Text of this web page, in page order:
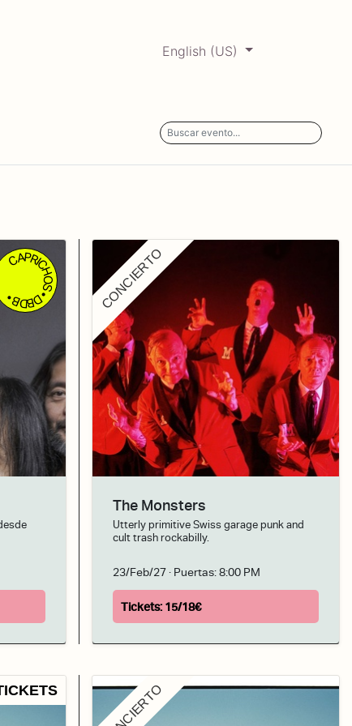
English (US)
CAPRICHOS • DBDB • CONCIERTO
The Monsters
Utterly primitive Swiss garage punk and
cult trash rockabilly.
23/Feb/27· Puertas:8:00 PM
Tickets: 15/18€